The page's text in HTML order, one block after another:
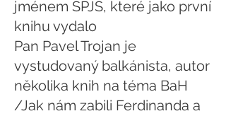
jménem SPJS, které jako první
knihu vydalo
Pan Pavel Trojan je
vystudovaný balkánista, autor
několika knih na téma BaH
/Jak nám zabili Ferdinanda a